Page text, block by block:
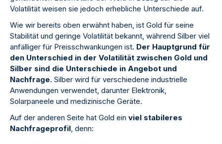
Volatilität weisen sie jedoch erhebliche Unterschiede auf.
Wie wir bereits oben erwähnt haben, ist Gold für seine
Stabilität und geringe Volatilität bekannt, während Silber viel
anfälliger für Preisschwankungen ist. Der Hauptgrund für
den Unterschied in der Volatilität zwischen Gold und
Silber sind die Unterschiede in Angebot und
Nachfrage. Silber wird für verschiedene industrielle
Anwendungen verwendet, darunter Elektronik,
Solarpaneele und medizinische Geräte.
Auf der anderen Seite hat Gold ein viel stabileres
Nachfrageprofil, denn: